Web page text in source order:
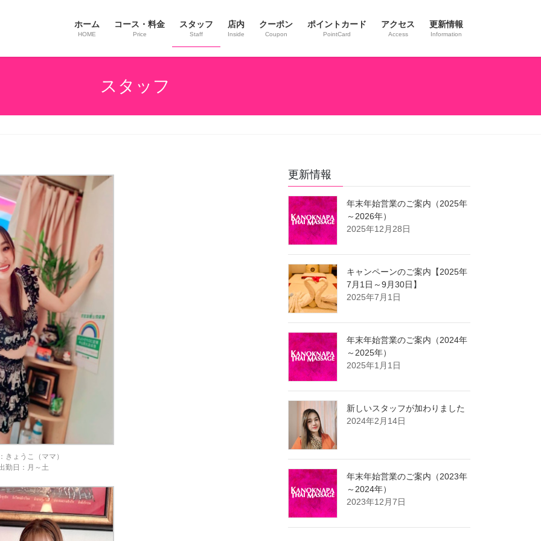
ホーム
HOME
コース・料金
Price
スタッフ
Staff
店内
Inside
クーポン
Coupon
ポイントカード
PointCard
アクセス
Access
更新情報
Information
スタッフ
きょうこ（ママ）
勤日：月～土
更新情報
年末年始営業のご案内（2025年
～2026年）
2025年12月28日
キャンペーンのご案内【2025年
7月1日～9月30日】
2025年7月1日
年末年始営業のご案内（2024年
～2025年）
2025年1月1日
新しいスタッフが加わりました
2024年2月14日
年末年始営業のご案内（2023年
～2024年）
2023年12月7日